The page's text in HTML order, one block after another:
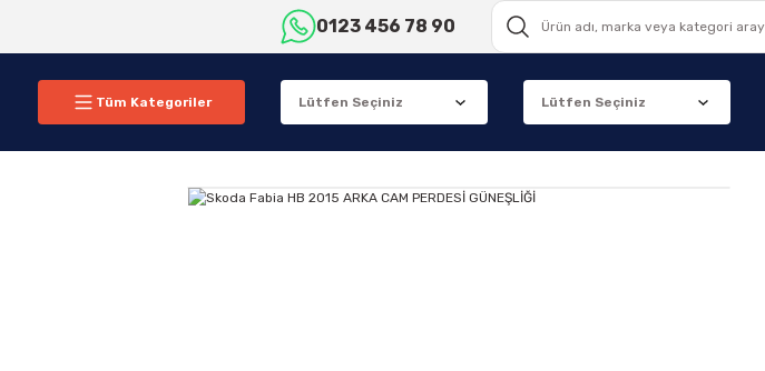
0123 456 78 90
Tüm Kategoriler